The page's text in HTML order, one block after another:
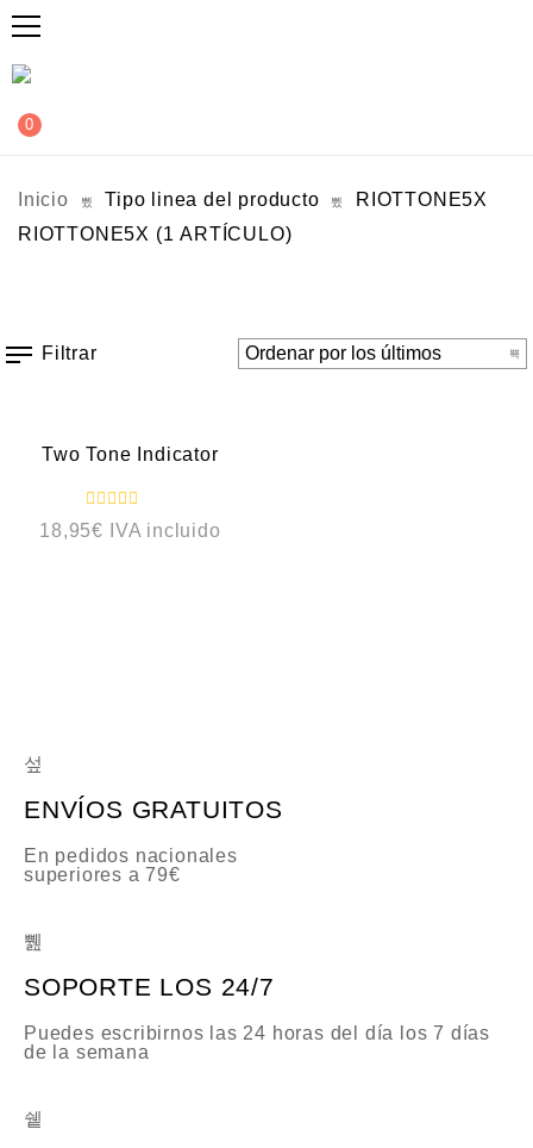
0
Inicio Tipo linea del producto
RIOTTONE5X
RIOTTONE5X (1 ARTÍCULO)
Filtrar
Two Tone Indicator
V
a
18,95€ IVA incluido
ENVÍOS GRATUITOS
En pedidos nacionales
superiores a 79€
SOPORTE LOS 24/7
Puedes escribirnos las 24 horas del día los 7 días
de la semana